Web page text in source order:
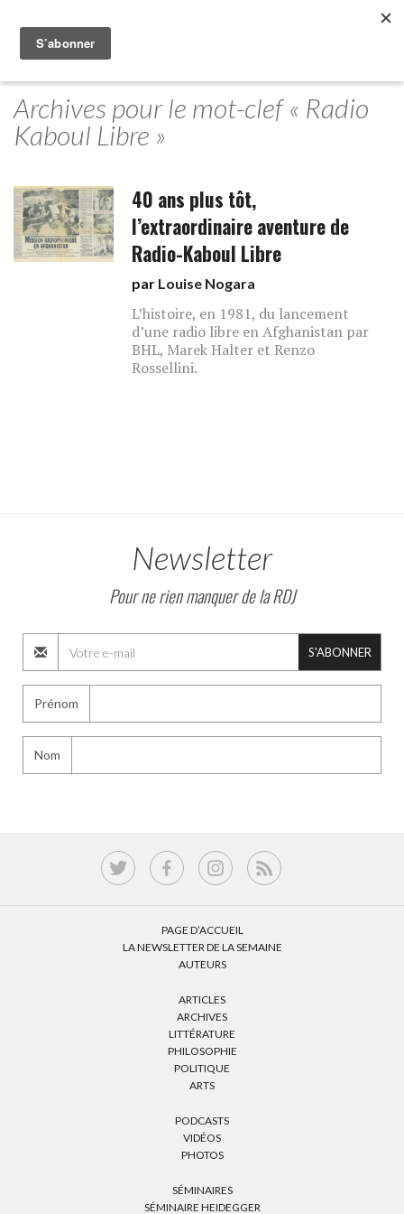
Archives pour le mot-clef « Radio
Kaboul Libre »
40 ans plus tôt,
l’extraordinaire aventure de
Radio-Kaboul Libre
par Louise Nogara
L’histoire, en 1981, du lancement
d’une radio libre en Afghanistan par
BHL, Marek Halter et Renzo
Rossellini.
Newsletter
Pour ne rien manquer de la RDJ
S'ABONNER
Prénom
Nom
PAGE D’ACCUEIL
LA NEWSLETTER DE LA SEMAINE
AUTEURS
ARTICLES
ARCHIVES
LITTÉRATURE
PHILOSOPHIE
POLITIQUE
ARTS
PODCASTS
VIDÉOS
PHOTOS
SÉMINAIRES
SÉMINAIRE HEIDEGGER